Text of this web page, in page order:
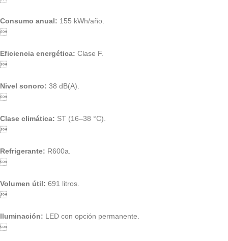
Consumo anual: 155 kWh/año.

Eficiencia energética: Clase F.

Nivel sonoro: 38 dB(A).

Clase climática: ST (16–38 °C).

Refrigerante: R600a.

Volumen útil: 691 litros.

Iluminación: LED con opción permanente.
